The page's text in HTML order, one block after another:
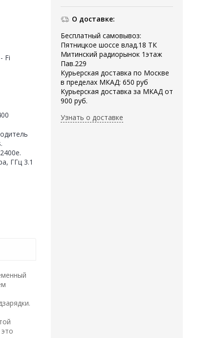
О доставке:
Бесплатный самовывоз:
Пятницкое шоссе влад.18 ТК
Митинский радиорынок 1этаж
Пав.229
Курьерская доставка по Москве
в пределах МКАД: 650 руб
Курьерская доставка за МКАД от
900 руб.
Узнать о доставке
Fi
ГГц 3.1